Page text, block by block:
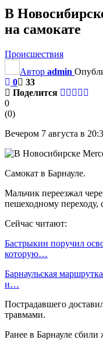
В
на самокате
Происшествия
Автор admin
0
33
Поделится
0
(0)
Вечером 7 августа в
Самокат в Барнауле.
Мальчик переезжал
пешеходному
Сейчас читают:
Бастрыкин поручил
которую…
Барнаульская
и…
Пострадавшего
травмами.
Ранее в Барнауле